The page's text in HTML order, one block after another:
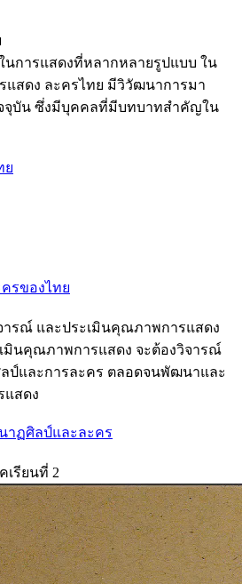
นการแสดงที่หลากหลายรูปแบบ ใน
แสดง ละครไทย มีวิวัฒนาการมา
จุบัน ซึ่งมีบุคคลที่มีบทบาทสำคัญใน
ย
รของไทย
ารณ์ และประเมินคุณภาพการแสดง
มินคุณภาพการแสดง จะต้องวิจารณ์
ป์และการละคร ตลอดจนพัฒนาและ
แสดง
าฏศิลป์และละคร
เรียนที่ 2